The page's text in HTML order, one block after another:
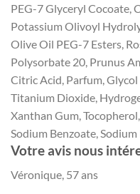
PEG-7 Glyceryl Cocoate,
Potassium Olivoyl
Olive Oil PEG-7 Esters,
Polysorbate 20, Prunus
Citric Acid, Parfum,
Titanium Dioxide,
Xanthan Gum,
Sodium Benzoate,
Votre avis nous
Véronique, 57 ans